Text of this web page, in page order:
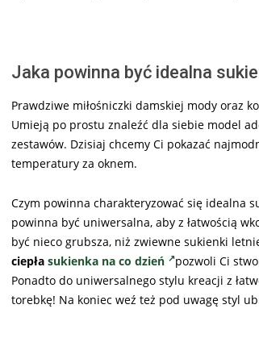
Jaka powinna być idealna
Prawdziwe miłośniczki damskiej mody oraz
Umieją po prostu znaleźć dla siebie model
zestawów. Dzisiaj chcemy Ci pokazać
temperatury za oknem.
Czym powinna charakteryzować się idealna
powinna być uniwersalna, aby z łatwością
być nieco grubsza, niż zwiewne sukienki
ciepła sukienka na co dzień
pozwoli Ci
Ponadto do uniwersalnego stylu kreacji z
torebkę! Na koniec weź też pod uwagę styl